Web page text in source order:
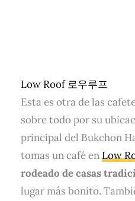
Low Roof 로우루프
Esta es otra de las
sobre todo por su
principal del Bukchon
tomas un café enLow
rodeado de casas
lugar más bonito.